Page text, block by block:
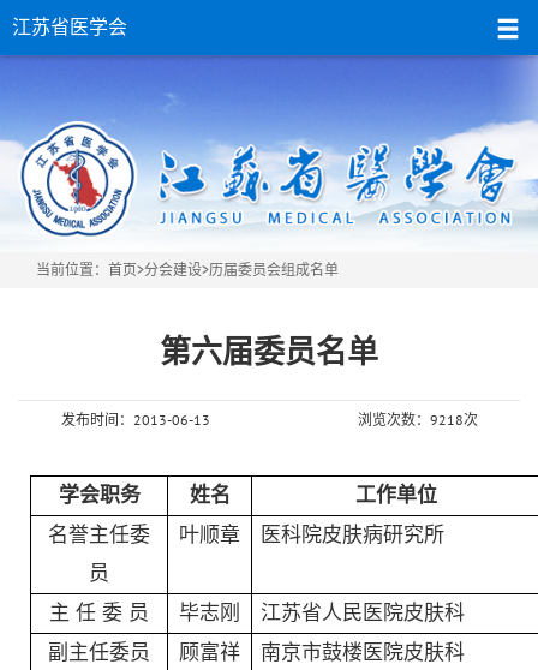
江苏省医学会
当前位置： 首页>分会建设>历届委员会组成名单
第六届委员名单
发布时间：2013-06-13 浏览次数：9218次
学会职务 姓名
工作单位
名誉主任委
员
叶顺章 医科院皮肤病研究所
主 任 委 员 毕志刚
江苏省人民医院皮肤科
副主任委员
顾富祥
南京市鼓楼医院皮肤科